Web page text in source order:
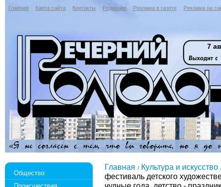
Главная Карта сайта Контакты Редакция Реклама в газете Реклама на
7
Общество
Главная
Культура и искусство
фестиваль детского